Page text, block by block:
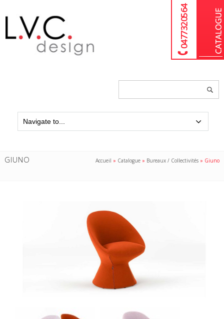
04 77 32 05 64
GIUNO Accueil » Catalogue » Bureaux / Collectivités » Giuno